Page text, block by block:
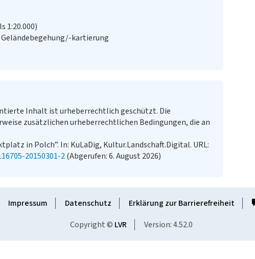
1:20.000)
kartierung
Inhalt ist urheberrechtlich geschützt. Die
zusätzlichen urheberrechtlichen Bedingungen, die an
in Polch”. In: KuLaDig, Kultur.Landschaft.Digital. URL:
20150301-2(Abgerufen: 6. August 2026)
Impressum Datenschutz Erklärung zur Barrierefreiheit
Copyright © LVR Version: 4.52.0